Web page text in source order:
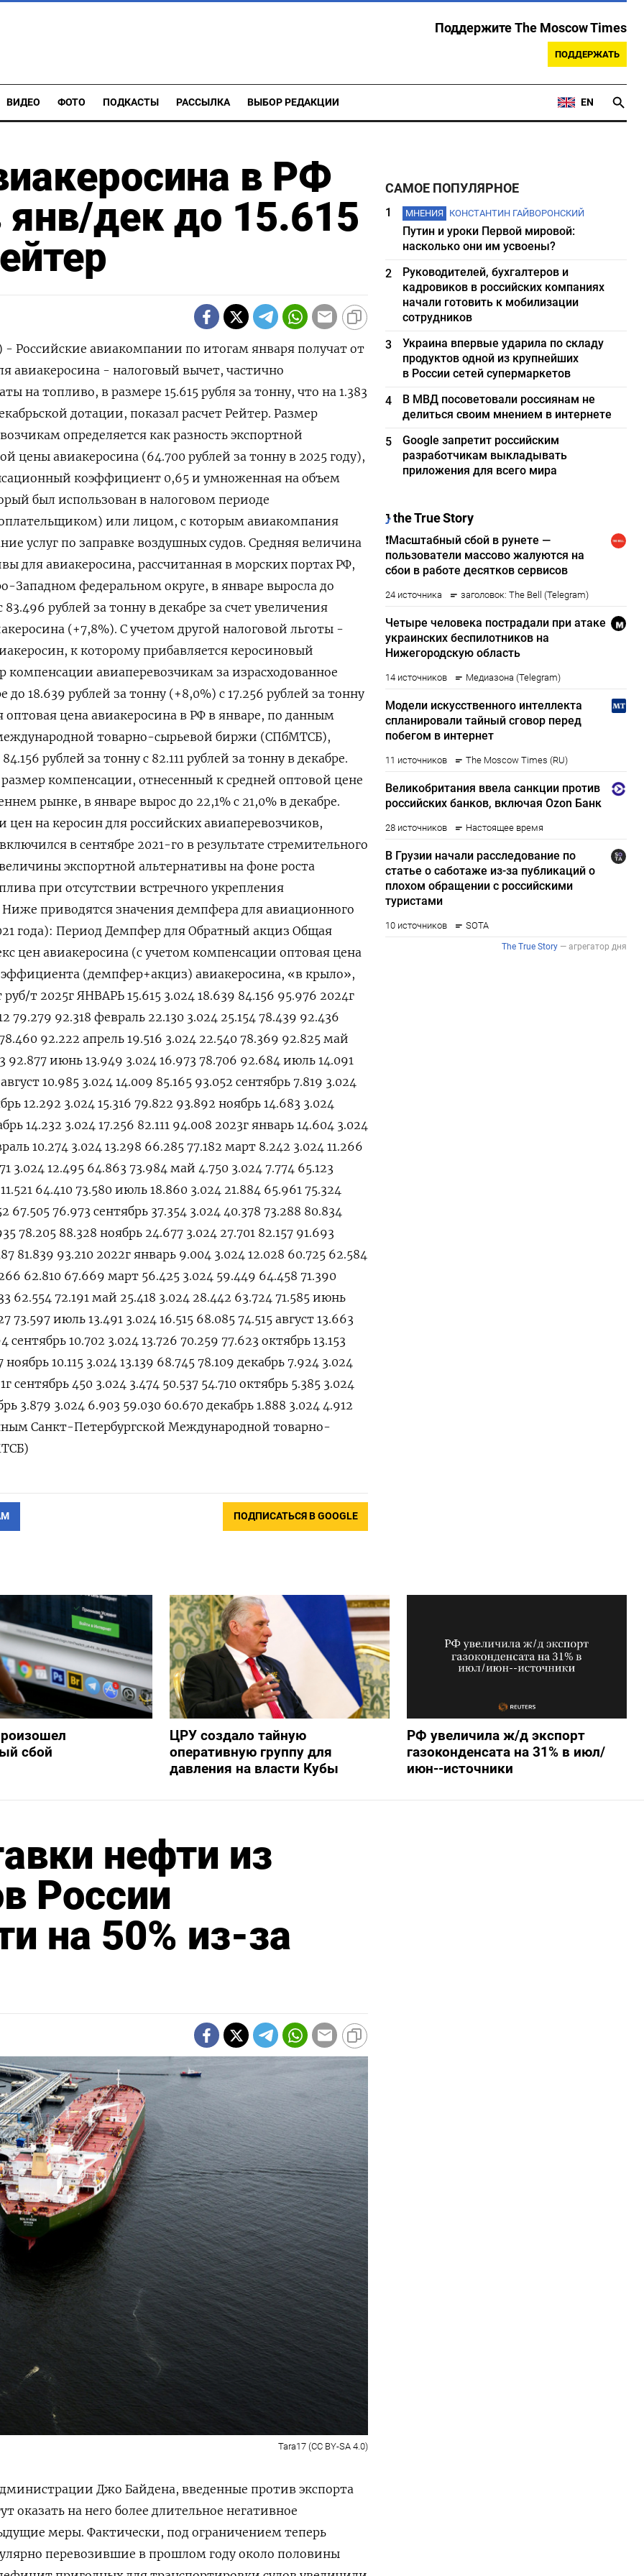
Поддержите The Moscow Times
ПОДДЕРЖАТЬ
ВИДЕО ФОТО ПОДКАСТЫ РАССЫЛКА ВЫБОР РЕДАКЦИИ EN
в РФ
дек до 15.615
Российские авиакомпании по итогам января получат от
авиакеросина - налоговый вычет, частично
на топливо, в размере 15.615 рубля за тонну, что на 1.383
дотации, показал расчет Рейтер. Размер
определяется как разность экспортной
цены авиакеросина (64.700 рублей за тонну в 2025 году),
коэффициент 0,65 и умноженная на объем
был использован в налоговом периоде
или лицом, с которым авиакомпания
услуг по заправке воздушных судов. Средняя величина
для авиакеросина, рассчитанная в морских портах РФ,
Западном федеральном округе, в январе выросла до
83.496 рублей за тонну в декабре за счет увеличения
(+7,8%). С учетом другой налоговой льготы -
к которому прибавляется керосиновый
авиаперевозчикам за израсходованное
до 18.639 рублей за тонну (+8,0%) с 17.256 рублей за тонну
оптовая цена авиакеросина в РФ в январе, по данным
товарно-сырьевой биржи (СПбМТСБ),
рублей за тонну с 82.111 рублей за тонну в декабре.
компенсации, отнесенный к средней оптовой цене
рынке, в январе вырос до 22,1% с 21,0% в декабре.
на керосин для российских авиаперевозчиков,
в сентябре 2021-го в результате стремительного
экспортной альтернативы на фоне роста
при отсутствии встречного укрепления
приводятся значения демпфера для авиационного
года): Период Демпфер для Обратный акциз Общая
цен авиакеросина (с учетом компенсации оптовая цена
(демпфер+акциз) авиакеросина, «в крыло»,
т 2025г ЯНВАРЬ 15.615 3.024 18.639 84.156 95.976 2024г
79.279 92.318 февраль 22.130 3.024 25.154 78.439 92.436
92.222 апрель 19.516 3.024 22.540 78.369 92.825 май
92.877 июнь 13.949 3.024 16.973 78.706 92.684 июль 14.091
август 10.985 3.024 14.009 85.165 93.052 сентябрь 7.819 3.024
12.292 3.024 15.316 79.822 93.892 ноябрь 14.683 3.024
14.232 3.024 17.256 82.111 94.008 2023г январь 14.604 3.024
10.274 3.024 13.298 66.285 77.182 март 8.242 3.024 11.266
3.024 12.495 64.863 73.984 май 4.750 3.024 7.774 65.123
64.410 73.580 июль 18.860 3.024 21.884 65.961 75.324
67.505 76.973 сентябрь 37.354 3.024 40.378 73.288 80.834
78.205 88.328 ноябрь 24.677 3.024 27.701 82.157 91.693
81.839 93.210 2022г январь 9.004 3.024 12.028 60.725 62.584
62.810 67.669 март 56.425 3.024 59.449 64.458 71.390
62.554 72.191 май 25.418 3.024 28.442 63.724 71.585 июнь
73.597 июль 13.491 3.024 16.515 68.085 74.515 август 13.663
сентябрь 10.702 3.024 13.726 70.259 77.623 октябрь 13.153
ноябрь 10.115 3.024 13.139 68.745 78.109 декабрь 7.924 3.024
сентябрь 450 3.024 3.474 50.537 54.710 октябрь 5.385 3.024
3.879 3.024 6.903 59.030 60.670 декабрь 1.888 3.024 4.912
Санкт-Петербургской Международной товарно-
ПОДПИСАТЬСЯ В GOOGLE
САМОЕ ПОПУЛЯРНОЕ
1 МНЕНИЯ КОНСТАНТИН ГАЙВОРОНСКИЙ
Путин и уроки Первой мировой:
насколько они им усвоены?
2
Руководителей, бухгалтеров и
кадровиков в российских компаниях
начали готовить к мобилизации
сотрудников
3
Украина впервые ударила по складу
продуктов одной из крупнейших
в России сетей супермаркетов
4
В МВД посоветовали россиянам не
делиться своим мнением в интернете
5
Google запретит российским
разработчикам выкладывать
приложения для всего мира
сбой
ЦРУ создало тайную
оперативную группу для
давления на власти Кубы
РФ увеличила ж/д экспорт
газоконденсата на 31% в июл/
июн--источники
нефти из
России
на 50% из-за
Tara17 (CC BY-SA 4.0)
Джо Байдена, введенные против экспорта
оказать на него более длительное негативное
меры. Фактически, под ограничением теперь
перевозившие в прошлом году около половины